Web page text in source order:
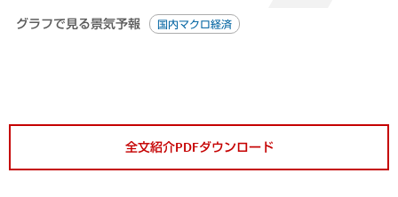
グラフで見る景気予報 国内マクロ経済
全文紹介PDFダウンロード